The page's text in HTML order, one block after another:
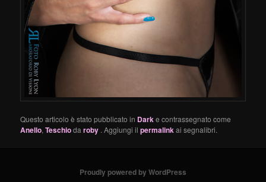
Questo articolo è stato pubblicato in Darke contrassegnato come
Anello,Teschiodaroby . Aggiungi ilpermalinkai segnalibri.
Proudly powered by WordPress